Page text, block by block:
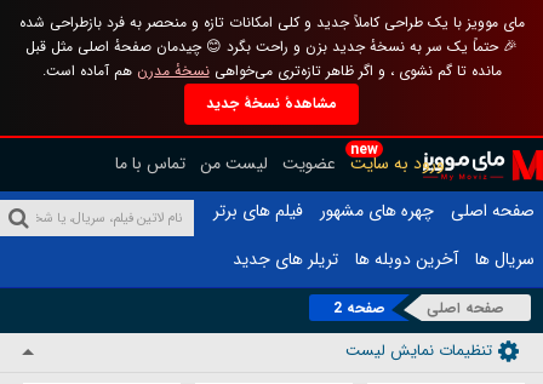
مای موویز با یک طراحی کاملاً جدید و کلی امکانات تازه و منحصر به فرد بازطراحی شده
🎉 حتماً یک سر به نسخهٔ جدید بزن و راحت بگرد 😊 چیدمان صفحهٔ اصلی مثل قبل
مانده تا گم نشوی ، و اگر ظاهر تازه‌تری می‌خواهینسخهٔ مدرن هم آماده است.
مشاهدهٔ نسخهٔ جدید
new
ورود به سایت عضویت لیست من تماس با ما
صفحه اصلی
چهره های مشهور
فیلم های برتر
سریال ها
آخرین دوبله ها تریلر های جدید
صفحه اصلی صفحه 2
تنظیمات نمایش لیست